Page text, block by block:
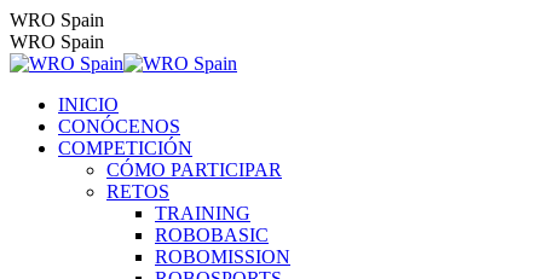
Saltar
al
contenido
WRO Spain
WRO Spain
INICIO
CONÓCENOS
COMPETICIÓN
CÓMO PARTICIPAR
RETOS
TRAINING
ROBOBASIC
ROBOMISSION